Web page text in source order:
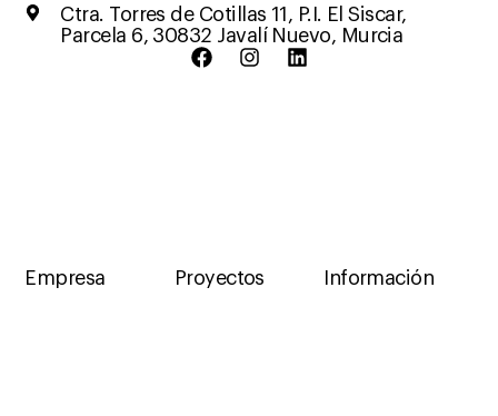
Ctra. Torres de Cotillas 11, P.I. El Siscar,
Parcela 6, 30832 Javalí Nuevo, Murcia
Empresa Proyectos Información